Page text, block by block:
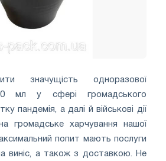
значущість одноразової
мл у сфері громадського
пандемія, а далі й військові дії
громадське харчування нашої
попит мають послуги
виніс, а також з доставкою. Не